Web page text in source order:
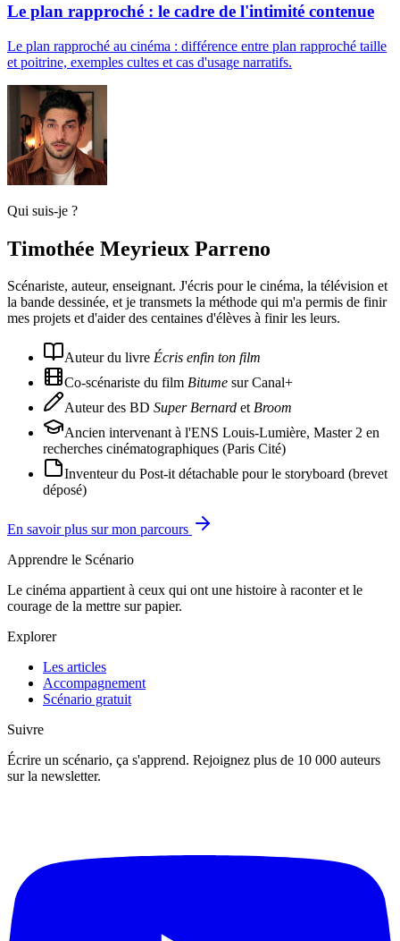
Le plan rapproché : le cadre de l'intimité contenue
Le plan rapproché au cinéma : différence entre plan rapproché taille
et poitrine, exemples cultes et cas d'usage narratifs.
Qui suis-je ?
Timothée Meyrieux Parreno
Scénariste, auteur, enseignant. J'écris pour le cinéma, la télévision et
la bande dessinée, et je transmets la méthode qui m'a permis de finir
mes projets et d'aider des centaines d'élèves à finir les leurs.
Auteur du livre Écris enfin ton film
Co-scénariste du film Bitume sur Canal+
Auteur des BD Super Bernard etBroom
Ancien intervenant à l'ENS Louis-Lumière, Master 2 en
recherches cinématographiques (Paris Cité)
Inventeur du Post-it détachable pour le storyboard (brevet
déposé)
En savoir plus sur mon parcours
Apprendre le Scénario
Le cinéma appartient à ceux qui ont une histoire à raconter et le
courage de la mettre sur papier.
Explorer
Les articles
Accompagnement
Scénario gratuit
Suivre
Écrire un scénario, ça s'apprend. Rejoignez plus de 10 000 auteurs
sur la newsletter.